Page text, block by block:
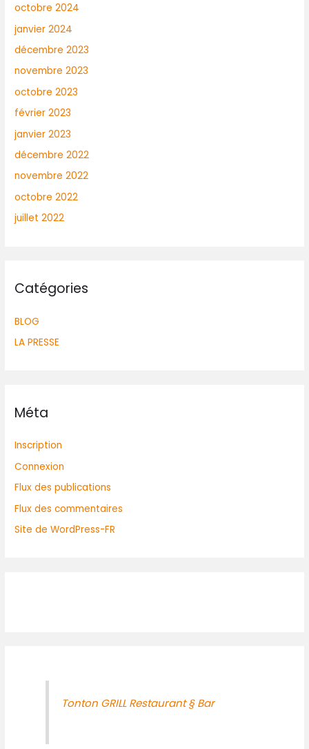
octobre 2024
janvier 2024
décembre 2023
novembre 2023
octobre 2023
février 2023
janvier 2023
décembre 2022
novembre 2022
octobre 2022
juillet 2022
Catégories
BLOG
LA PRESSE
Méta
Inscription
Connexion
Flux des publications
Flux des commentaires
Site de WordPress-FR
Tonton GRILL Restaurant § Bar